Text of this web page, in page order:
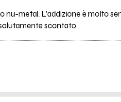
nu-metal. L’addizione è molto
scontato.